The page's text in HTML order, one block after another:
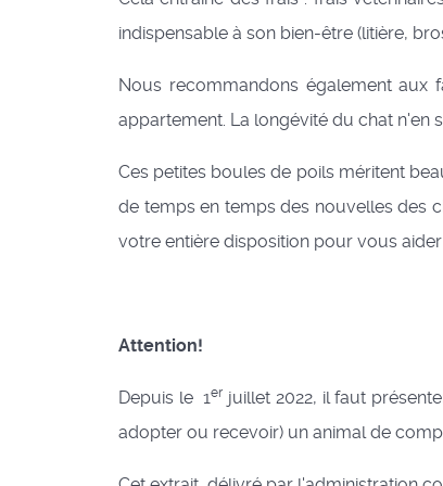
indispensable à son bien-être (litière,
Nous recommandons également aux
appartement. La longévité du chat n'en
Ces petites boules de poils méritent
de temps en temps des nouvelles des
votre entière disposition pour vous
Attention!
Depuis le 1er juillet 2022, il faut
adopter ou recevoir) un animal de